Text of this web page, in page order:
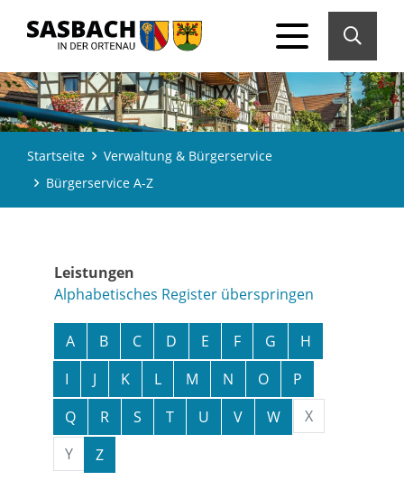
Startseite
Verwaltung & Bürgerservice
Bürgerservice A-Z
Leistungen
Alphabetisches Register überspringen
A B C D E F G
H
I
J K L M N O
P
Q
R S T U V W
X
Y
Z